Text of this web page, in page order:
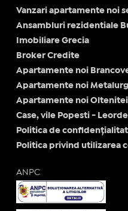
Vanzari apartamente noi
Ansambluri rezidentiale
Imobiliare Grecia
Broker Credite
Apartamente noi
Apartamente noi
Apartamente noi Oltenitei
Case, vile Popesti -
Politica de
Politica privind utilizarea
ANPC